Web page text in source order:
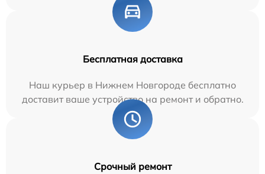
Бесплатная доставка
Наш курьер в Нижнем Новгороде бесплатно
доставит ваше устройство на ремонт и обратно.
Срочный ремонт